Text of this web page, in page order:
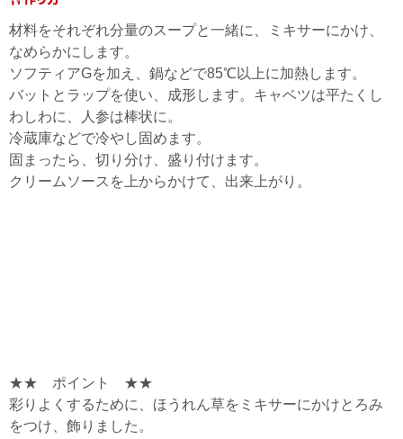
材料をそれぞれ分量のスープと一緒に、ミキサーにかけ、
なめらかにします。
ソフティアGを加え、鍋などで85℃以上に加熱します。
バットとラップを使い、成形します。キャベツは平たくし
わしわに、人参は棒状に。
冷蔵庫などで冷やし固めます。
固まったら、切り分け、盛り付けます。
クリームソースを上からかけて、出来上がり。
★★ ポイント ★★
彩りよくするために、ほうれん草をミキサーにかけとろみ
をつけ、飾りました。